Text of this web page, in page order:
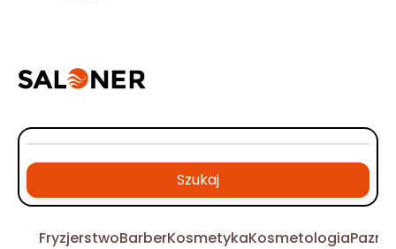
Szukaj
FryzjerstwoBarberKosmetykaKosmetologia